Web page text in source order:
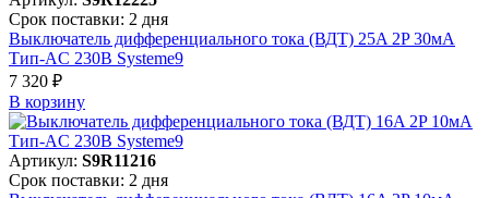
Срок поставки: 2 дня
Выключатель дифференциального тока (ВДТ) 25A 2P 30мА
Тип-AC 230В Systeme9
7 320 ₽
В корзинy
Артикул: S9R11216
Срок поставки: 2 дня